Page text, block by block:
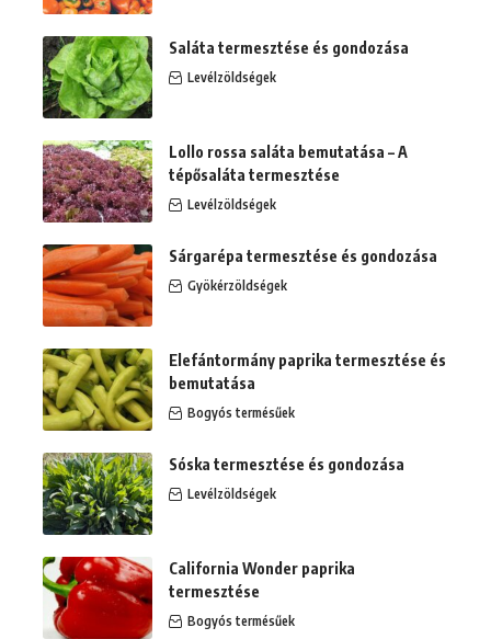
Saláta termesztése és gondozása
Levélzöldségek
Lollo rossa saláta bemutatása – A
tépősaláta termesztése
Levélzöldségek
Sárgarépa termesztése és gondozása
Gyökérzöldségek
Elefántormány paprika termesztése és
bemutatása
Bogyós termésűek
Sóska termesztése és gondozása
Levélzöldségek
California Wonder paprika
termesztése
Bogyós termésűek